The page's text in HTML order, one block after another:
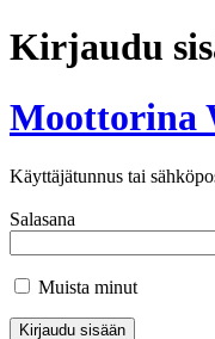
Kirjaudu
Moottorina
Käyttäjätunnus tai
Salasana
Muista minut